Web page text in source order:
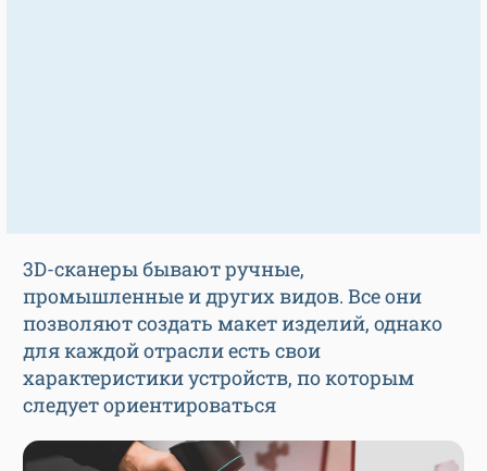
3D-сканеры бывают ручные,
промышленные и других видов. Все они
позволяют создать макет изделий, однако
для каждой отрасли есть свои
характеристики устройств, по которым
следует ориентироваться